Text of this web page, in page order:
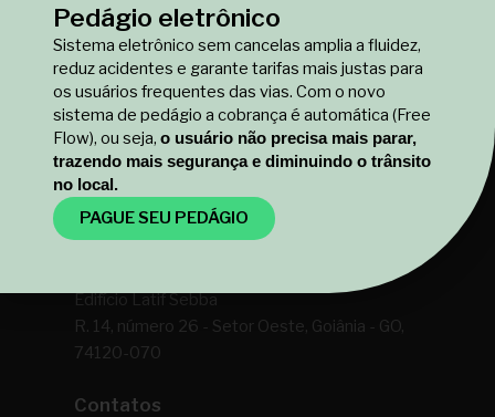
Edifício Latif Sebba
R. 14, número 26 - Setor Oeste, Goiânia - GO,
74120-070
Contatos
Pedágio eletrônico
Sistema eletrônico sem cancelas amplia a fluidez,
reduz acidentes e garante tarifas mais justas para
os usuários frequentes das vias. Com o novo
sistema de pedágio a cobrança é automática (Free
Flow), ou seja, o usuário não precisa mais parar,
trazendo mais segurança e diminuindo o trânsito
no local.
PAGUE SEU PEDÁGIO